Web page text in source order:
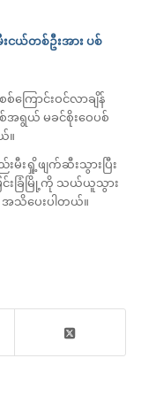
ငယ်တစ်ဦးအား ပစ်
စ်ကြောင်းဝင်လာချိန်
ရွယ် မခင်စိုးဝေပစ်
။
မီးရှို့ဖျက်ဆီးသွားပြီး
င်းခြံမြို့ကို သယ်ယူသွား
သိပေးပါတယ်။